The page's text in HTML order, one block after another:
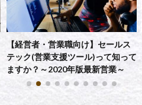
【転職を決断できない】決断基準
や決断すべきときを解説